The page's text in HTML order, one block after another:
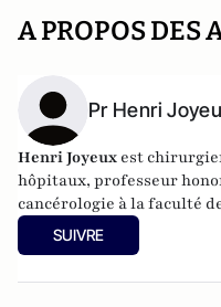
A PROPOS DES
Pr Henri
Henri Joyeux est
hôpitaux, professeur
cancérologie à la faculté
publié de nombreux
humaine, notamment sur
SUIVRE